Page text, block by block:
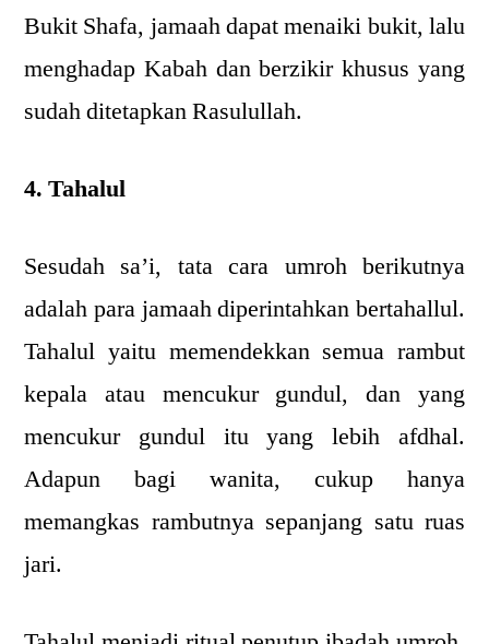
Bukit Shafa, jamaah dapat menaiki bukit, lalu
menghadap Kabah dan berzikir khusus yang
sudah ditetapkan Rasulullah.
4. Tahalul
Sesudah sa’i, tata cara umroh berikutnya
adalah para jamaah diperintahkan bertahallul.
Tahalul yaitu memendekkan semua rambut
kepala atau mencukur gundul, dan yang
mencukur gundul itu yang lebih afdhal.
Adapun bagi wanita, cukup hanya
memangkas rambutnya sepanjang satu ruas
jari.